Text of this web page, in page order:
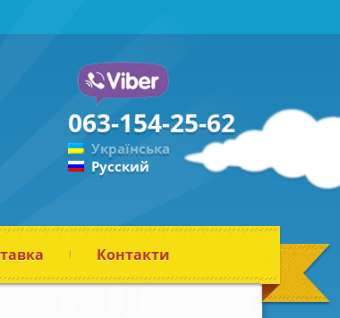
063-154-25-62
Українська
Русский
Контакти